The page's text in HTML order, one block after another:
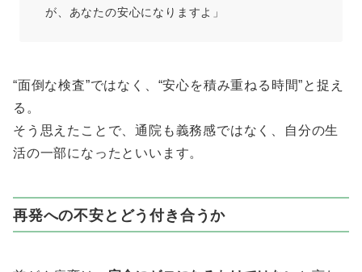
が、あなたの安心になりますよ」
“面倒な検査”ではなく、“安心を積み重ねる時間”と捉え
る。
そう思えたことで、通院も義務感ではなく、自分の生
活の一部になったといいます。
再発への不安とどう付き合うか